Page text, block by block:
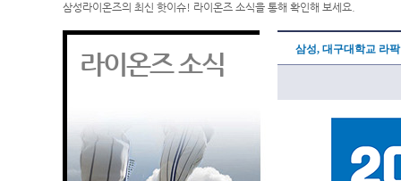
삼성라이온즈의 최신 핫이슈! 라이온즈 소식을 통해 확인해 보세요.
라이온즈 소식 삼성, 대구대학교 라